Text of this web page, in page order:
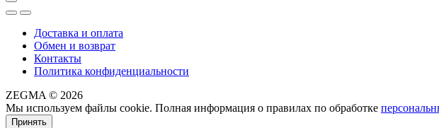
Доставка и оплата
Обмен и возврат
Контакты
Политика конфиденциальности
ZEGMA © 2026
Мы используем файлы cookie. Полная информация о правилах по обработке
Принять